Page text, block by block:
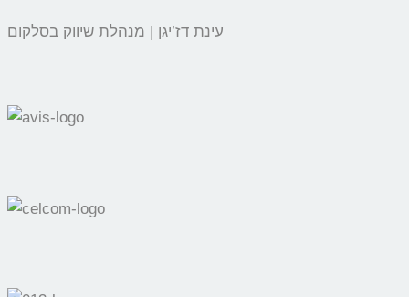
עינת דז’יגן | מנהלת שיווק בסלקום